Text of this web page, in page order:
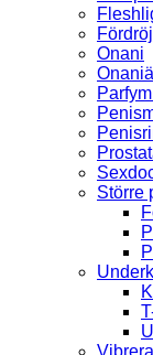
Onani
Större